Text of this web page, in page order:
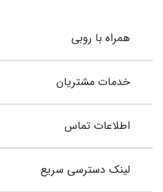
همراه با روبی
خدمات مشتریان
اطلاعات تماس
لینک دسترسی سریع